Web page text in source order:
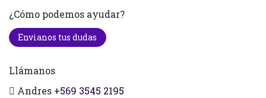
¿Cómo podemos ayudar?
Envianos tus dudas
Llámanos
Andres +569 3545 2195